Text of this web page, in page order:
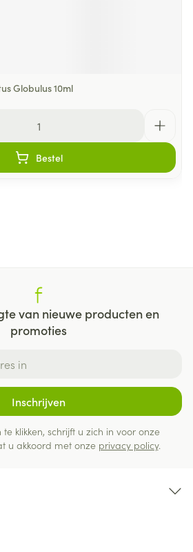
Globulus 10ml
Bestel
van nieuwe producten en
promoties
Inschrijven
klikken, schrijft u zich in voor onze
u akkoord met onze privacy policy.